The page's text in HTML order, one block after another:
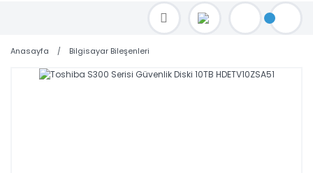
TOPTAN FİYAT ALMAK İÇİN satis@toptanbilgisayar.net MAİL ATINIZ.
SİPARİŞLERİNİZİ AYNI GÜN KARGO İLE GÖNDERİYORUZ!
Anasayfa Bilgisayar Bileşenleri